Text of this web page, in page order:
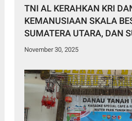
TNI AL KERAHKAN KRI
KEMANUSIAAN SKALA
SUMATERA UTARA, DAN
BARAT
November 30, 2025